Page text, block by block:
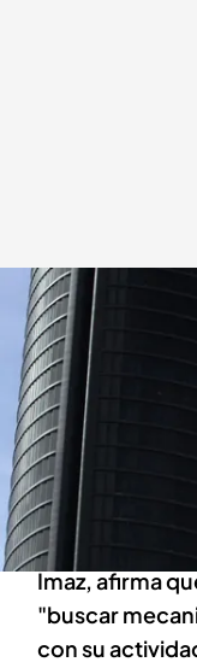
Repsol sufre en bolsa por
Redacción digital
31 MAR 2025 - 15:14h.
El ministro de
ha apelado a
“todavía hay
El consejero
Imaz, afirma
"buscar
con su